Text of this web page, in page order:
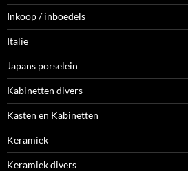
Inkoop / inboedels
Italie
Japans porselein
Kabinetten divers
Kasten en Kabinetten
Keramiek
Keramiek divers